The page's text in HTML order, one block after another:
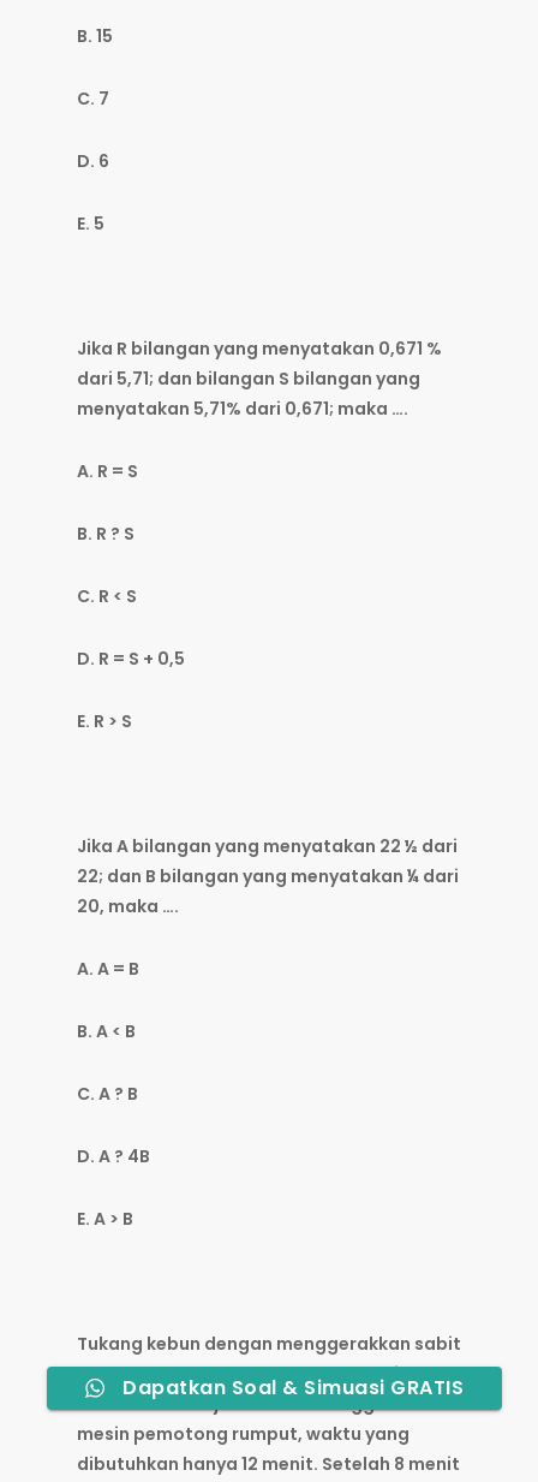
B. 15
C. 7
D. 6
E. 5
Jika R bilangan yang menyatakan 0,671 %
dari 5,71; dan bilangan S bilangan yang
menyatakan 5,71% dari 0,671; maka ….
A. R = S
B. R ? S
C. R < S
D. R = S + 0,5
E. R > S
Jika A bilangan yang menyatakan 22 ½ dari
22; dan B bilangan yang menyatakan ¼ dari
20, maka ….
A. A = B
B. A < B
C. A ? B
D. A ? 4B
E. A > B
Tukang kebun dengan menggerakkan sabit
dapat memotong rumput pada sebidang
tanah selama 1 jam.Jika ia menggerakkan
mesin pemotong rumput, waktu yang
dibutuhkan hanya 12 menit. Setelah 8 menit
Dapatkan Soal & Simuasi GRATIS